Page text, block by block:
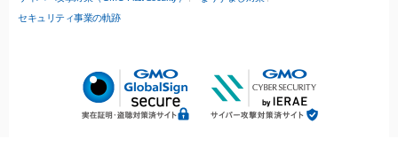
セキュリティ事業の軌跡